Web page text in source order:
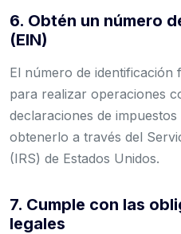
6. Obtén un número
(EIN)
El número de identificación
para realizar operaciones
declaraciones de
obtenerlo a través del
(IRS) de Estados Unidos.
7. Cumple con las
legales